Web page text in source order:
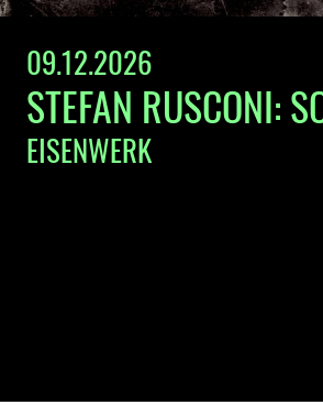
09.12.2026
STEFAN RUSCONI:
EISENWERK